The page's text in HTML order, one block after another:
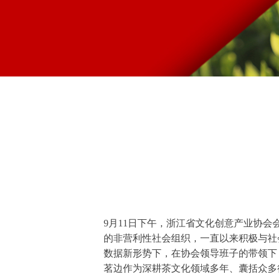
9月11日下午，浙江省文化创意产业协
的非营利性社会组织，一直以来积极与
数据新形势下，在协会领导班子的带领
茗边作为深耕茶文化领域多年、囊括众